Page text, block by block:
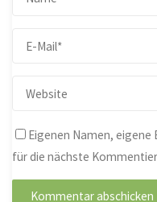
Eigenen Namen, eigene
für die nächste